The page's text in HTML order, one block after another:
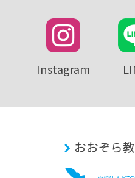
Instagram
おおぞら